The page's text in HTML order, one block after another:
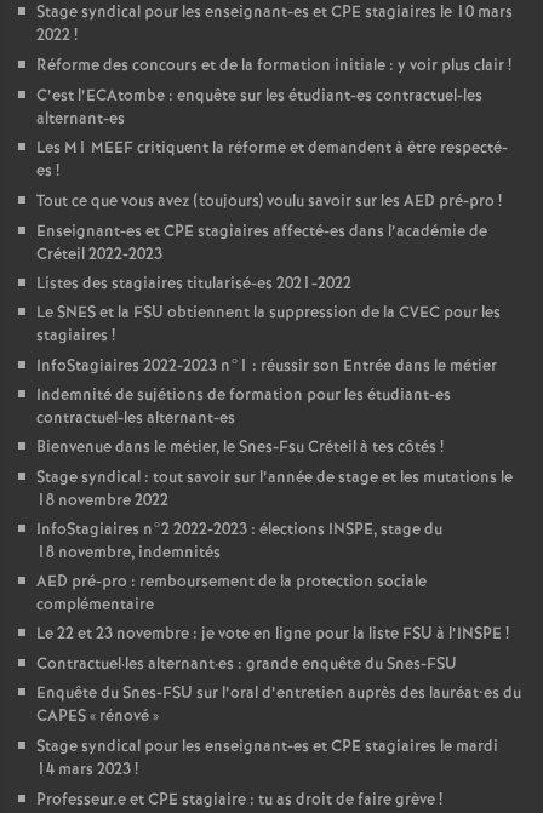
Stage syndical pour les enseignant-es etCPE stagiaires le 10 mars
2022!
Réforme des concours et de la formation initiale : y voir plus clair!
C’est l’ECAtombe : enquête sur les étudiant-es contractuel-les
alternant-es
Les M1 MEEFcritiquent la réforme et demandent à être respecté-
es !
Tout ce que vous avez (toujours) voulu savoir sur les AED pré-pro !
Enseignant-es etCPE stagiaires affecté-es dans l’académie de
Créteil 2022-2023
Listes des stagiaires titularisé-es 2021-2022
LeSNESet la FSU obtiennent la suppression de la CVEC pour les
stagiaires !
InfoStagiaires 2022-2023 n°1 : réussir son Entrée dans le métier
Indemnité de sujétions de formation pour les étudiant-es
contractuel-les alternant-es
Bienvenue dans le métier, le Snes-Fsu Créteil à tes côtés !
Stage syndical : tout savoir sur l’année de stage et les mutations le
18 novembre 2022
InfoStagiaires n°2 2022-2023 : élections INSPE, stage du
18 novembre, indemnités
AED pré-pro : remboursement de la protection sociale
complémentaire
Le 22 et 23 novembre : je vote en ligne pour la liste FSU à l’INSPE !
Contractuel·les alternant·es : grande enquête du Snes-FSU
Enquête du Snes-FSU sur l’oral d’entretien auprès des lauréat•es du
CAPES« rénové»
Stage syndical pour les enseignant-es etCPE stagiaires le mardi
14 mars 2023!
Professeur.e etCPE stagiaire : tu as droit de faire grève!